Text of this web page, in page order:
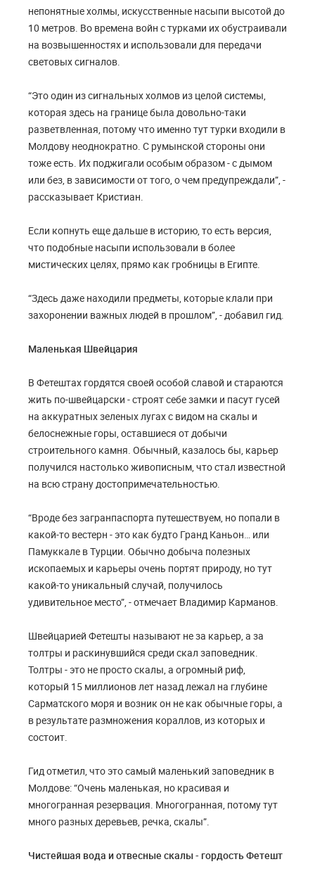
непонятные холмы, искусственные насыпи высотой до
10 метров. Во времена войн с турками их обустраивали
на возвышенностях и использовали для передачи
световых сигналов.
“Это один из сигнальных холмов из целой системы,
которая здесь на границе была довольно-таки
разветвленная, потому что именно тут турки входили в
Молдову неоднократно. С румынской стороны они
тоже есть. Их поджигали особым образом - с дымом
или без, в зависимости от того, о чем предупреждали”, -
рассказывает Кристиан.
Если копнуть еще дальше в историю, то есть версия,
что подобные насыпи использовали в более
мистических целях, прямо как гробницы в Египте.
“Здесь даже находили предметы, которые клали при
захоронении важных людей в прошлом”, - добавил гид.
Маленькая Швейцария
В Фетештах гордятся своей особой славой и стараются
жить по-швейцарски - строят себе замки и пасут гусей
на аккуратных зеленых лугах с видом на скалы и
белоснежные горы, оставшиеся от добычи
строительного камня. Обычный, казалось бы, карьер
получился настолько живописным, что стал известной
на всю страну достопримечательностью.
“Вроде без загранпаспорта путешествуем, но попали в
какой-то вестерн - это как будто Гранд Каньон… или
Памуккале в Турции. Обычно добыча полезных
ископаемых и карьеры очень портят природу, но тут
какой-то уникальный случай, получилось
удивительное место”, - отмечает Владимир Карманов.
Швейцарией Фетешты называют не за карьер, а за
толтры и раскинувшийся среди скал заповедник.
Толтры - это не просто скалы, а огромный риф,
который 15 миллионов лет назад лежал на глубине
Сарматского моря и возник он не как обычные горы, а
в результате размножения кораллов, из которых и
состоит.
Гид отметил, что это самый маленький заповедник в
Молдове: “Очень маленькая, но красивая и
многогранная резервация. Многогранная, потому тут
много разных деревьев, речка, скалы”.
Чистейшая вода и отвесные скалы - гордость Фетешт